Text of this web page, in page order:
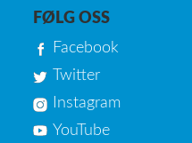
FØLG OSS
Facebook
Twitter
Instagram
YouTube